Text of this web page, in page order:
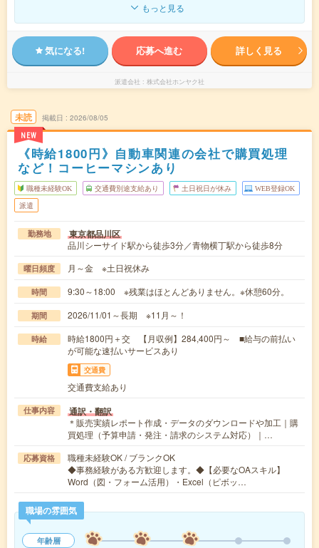
もっと見る
気になる! 応募へ進む 詳しく見る
派遣会社 株式会社ホンヤク社
未読
NEW
掲載日 2026/08/05
《時給1800円》自動車関連の会社で購買処理
など！コーヒーマシンあり
職種未経験OK 交通費別途支給あり 土日祝日が休み WEB登録OK
派遣
勤務地 東京都品川区
品川シーサイド駅から徒歩3分／青物横丁駅から徒歩8分
曜日頻度 月～金 ※土日祝休み
時間 9:30～18:00 ※残業はほとんどありません。※休憩60分。
期間 2026/11/01～長期 ※11月～！
時給
時給1800円＋交 【月収例】284,400円～ ■給与の前払い
が可能な速払いサービスあり
交通費
交通費支給あり
仕事内容 通訳・翻訳
＊販売実績レポート作成・データのダウンロードや加工｜購
買処理（予算申請・発注・請求のシステム対応）｜…
応募資格
職種未経験OK / ブランクOK
◆事務経験がある方歓迎します。◆【必要なOAスキル】
Word（図・フォーム活用）・Excel（ピボッ…
職場の雰囲気
年齢層